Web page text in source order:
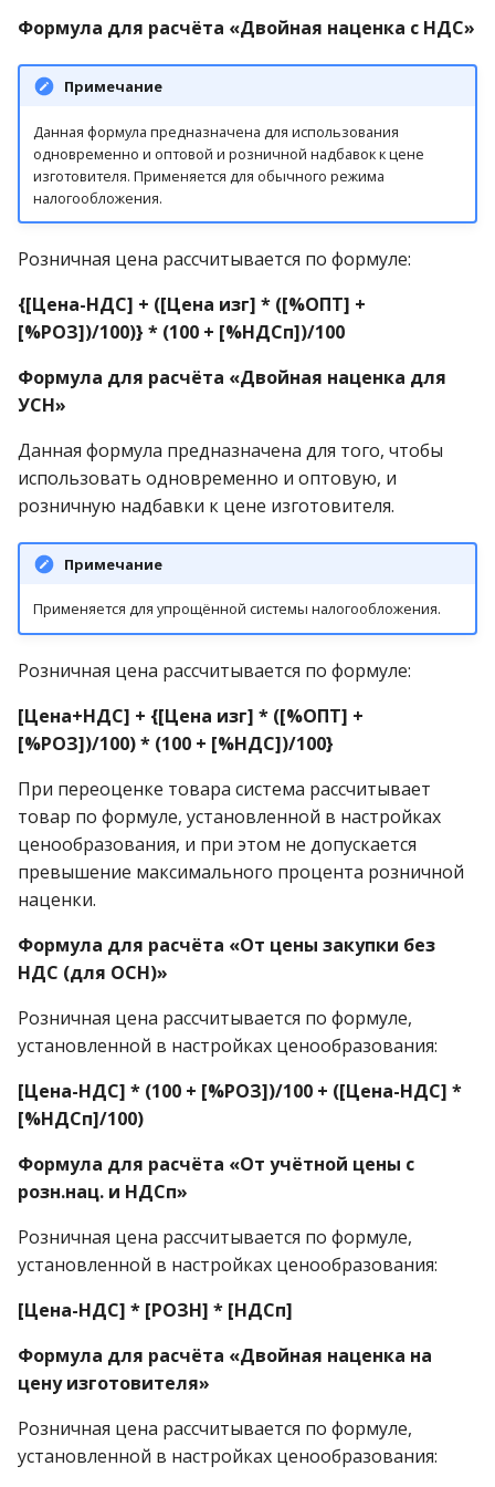
Формула для расчёта «Двойная наценка с НДС»
Примечание
Данная формула предназначена для использования
одновременно и оптовой и розничной надбавок к цене
изготовителя. Применяется для обычного режима
налогообложения.
Розничная цена рассчитывается по формуле:
{[Цена-НДС] + ([Цена изг] * ([%ОПТ] +
[%РОЗ])/100)} * (100 + [%НДСп])/100
Формула для расчёта «Двойная наценка для
УСН»
Данная формула предназначена для того, чтобы
использовать одновременно и оптовую, и
розничную надбавки к цене изготовителя.
Примечание
Применяется для упрощённой системы налогообложения.
Розничная цена рассчитывается по формуле:
[Цена+НДС] + {[Цена изг] * ([%ОПТ] +
[%РОЗ])/100) * (100 + [%НДС])/100}
При переоценке товара система рассчитывает
товар по формуле, установленной в настройках
ценообразования, и при этом не допускается
превышение максимального процента розничной
наценки.
Формула для расчёта «От цены закупки без
НДС (для ОСН)»
Розничная цена рассчитывается по формуле,
установленной в настройках ценообразования:
[Цена-НДС] * (100 + [%РОЗ])/100 + ([Цена-НДС] *
[%НДСп]/100)
Формула для расчёта «От учётной цены с
розн.нац. и НДСп»
Розничная цена рассчитывается по формуле,
установленной в настройках ценообразования:
[Цена-НДС] * [РОЗН] * [НДСп]
Формула для расчёта «Двойная наценка на
цену изготовителя»
Розничная цена рассчитывается по формуле,
установленной в настройках ценообразования: